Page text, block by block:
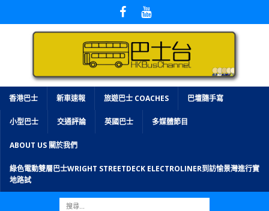
香港巴士 新車速報 旅遊巴士 COACHES 巴壇隨手寫
小型巴士 交通評論 英國巴士 多媒體節目
ABOUT US 關於我們
綠色電動雙層巴士WRIGHT STREETDECK ELECTROLINER到訪愉景灣進行實
地路試